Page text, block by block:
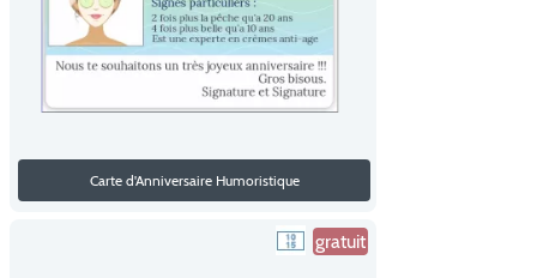
Carte d'Anniversaire Humoristique
gratuit